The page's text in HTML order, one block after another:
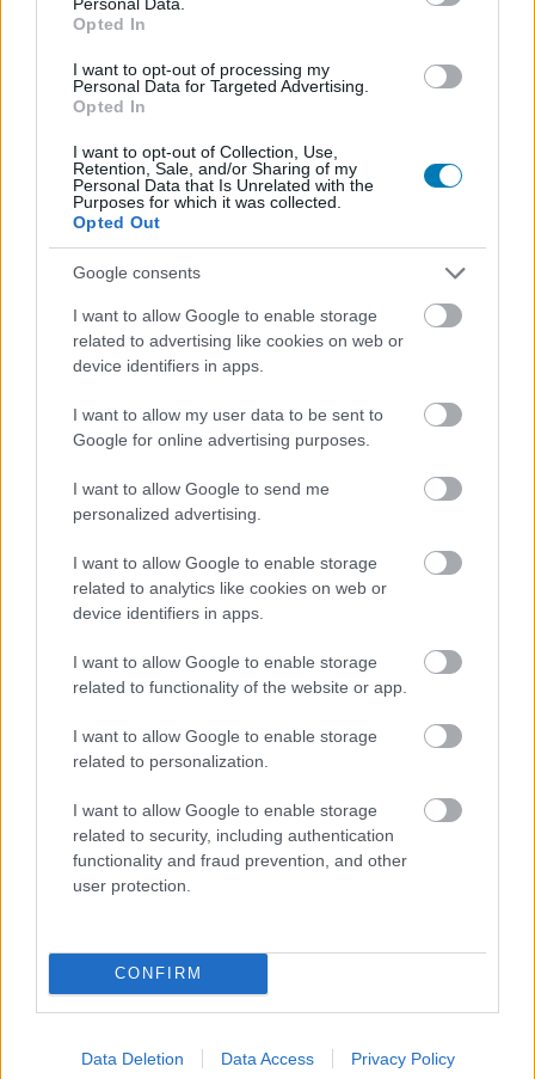
Opted In
I want to opt-out of processing my
Personal Data for Targeted Advertising.
Opted In
I want to opt-out of Collection, Use,
Retention, Sale, and/or Sharing of my
Personal Data that Is Unrelated with the
Purposes for which it was collected.
Opted Out
Google consents
I want to allow Google to enable storage
related to advertising like cookies on web or
device identifiers in apps.
I want to allow my user data to be sent to
Google for online advertising purposes.
I want to allow Google to send me
personalized advertising.
I want to allow Google to enable storage
related to analytics like cookies on web or
device identifiers in apps.
I want to allow Google to enable storage
related to functionality of the website or app.
I want to allow Google to enable storage
related to personalization.
I want to allow Google to enable storage
related to security, including authentication
functionality and fraud prevention, and other
user protection.
CONFIRM
Data Deletion Data Access Privacy Policy
előzetesében felbukkan egy
régi ellenfél
Az X-Men: A kívülállókban csaptak össze,
közeleg a visszavágó.
21.02%
Tekintve, hogy nem idén nem mutat be másik MCU-s
mindent egy lapra tett fel a mozis bevételek
tekintetében, de aligha van oka a vállalatnak aggódni,
ugyanis rekordméretű nyitást jósolnak
adamantiumbetyár és a nagypofájú zsoldos közös
kalandjának. A hype-hoz pedig valószínűleg hozzátesz az
is, hogy a forgatás kezdete óta nem beszél másról a
média, mint hogy milyen cameókra számíthatunk.
mint amilyen Aaron Stanford Pyrója (X-Men 2, X-Men. Az
ellenállás vége).
A rajongók már szinte nagyítóval figyelik a Deadpool &
Rozsomák kedvcsinálóit, hátha megpillantanak egy
cameót vagy utalást, és egy alkalommal kiszúrták azt is,
hogy valószínűleg szerepelni fog a filmben Kardfog
(Sabretooth) is, akit játszott már többek között Tyler
Mane és Liev Schreiber is. Nos, a találgatásnak vége, a
Mane (X-Men: A kívülállók) és Liev Schreiber (X-Men